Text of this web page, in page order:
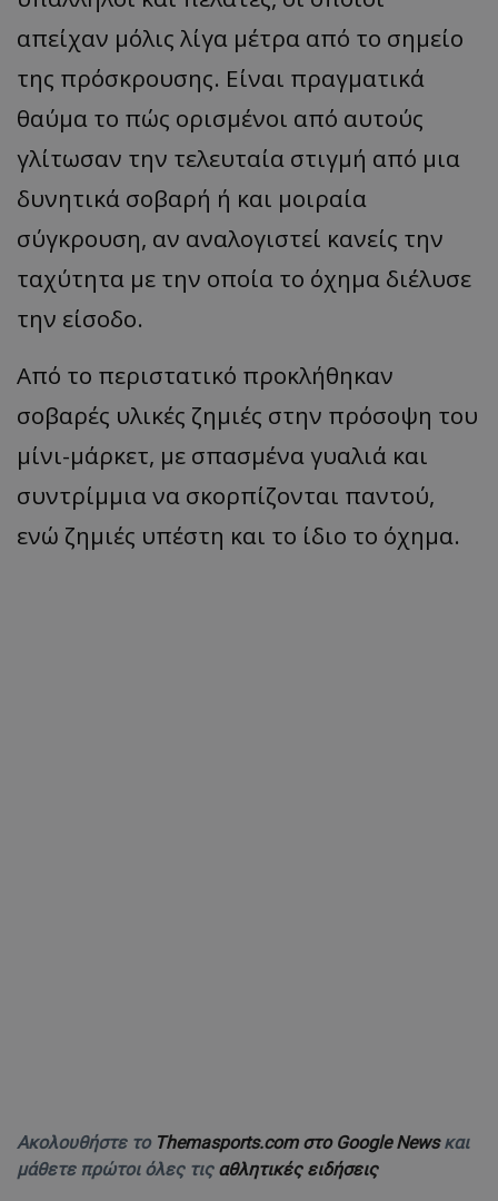
απείχαν μόλις λίγα μέτρα από το σημείο
της πρόσκρουσης. Είναι πραγματικά
θαύμα το πώς ορισμένοι από αυτούς
γλίτωσαν την τελευταία στιγμή από μια
δυνητικά σοβαρή ή και μοιραία
σύγκρουση, αν αναλογιστεί κανείς την
ταχύτητα με την οποία το όχημα διέλυσε
την είσοδο.
Από το περιστατικό προκλήθηκαν
σοβαρές υλικές ζημιές στην πρόσοψη του
μίνι-μάρκετ, με σπασμένα γυαλιά και
συντρίμμια να σκορπίζονται παντού,
ενώ ζημιές υπέστη και το ίδιο το όχημα.
Ακολουθήστε το Themasports.com στο Google Newsκαι
μάθετε πρώτοι όλες τις αθλητικές ειδήσεις